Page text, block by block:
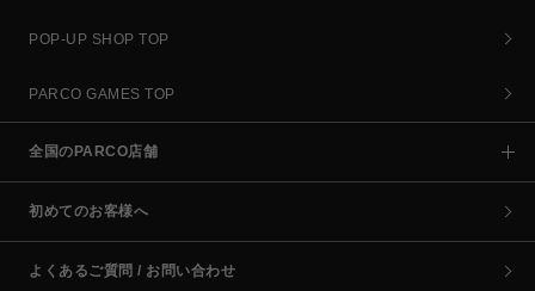
POP-UP SHOP TOP
PARCO GAMES TOP
全国のPARCO店舗
初めてのお客様へ
よくあるご質問 / お問い合わせ